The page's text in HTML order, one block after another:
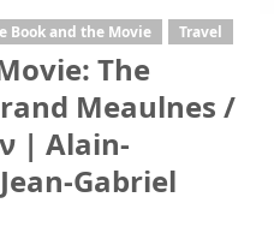
Book and the Movie Travel
The
Meaulnes /
| Alain-
Gabriel